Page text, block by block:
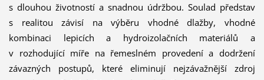
s dlouhou životností a snadnou údržbou. Soulad představ
s realitou závisí na výběru vhodné dlažby, vhodné
kombinaci lepicích a hydroizolačních materiálů a
v rozhodující míře na řemeslném provedení a dodržení
závazných postupů, které eliminují nejzávažnější zdroj